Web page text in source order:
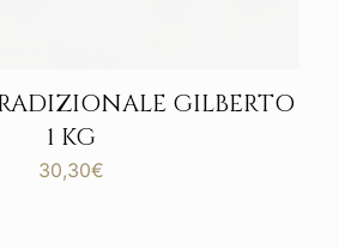
GILBERTO
1 KG
30,30€